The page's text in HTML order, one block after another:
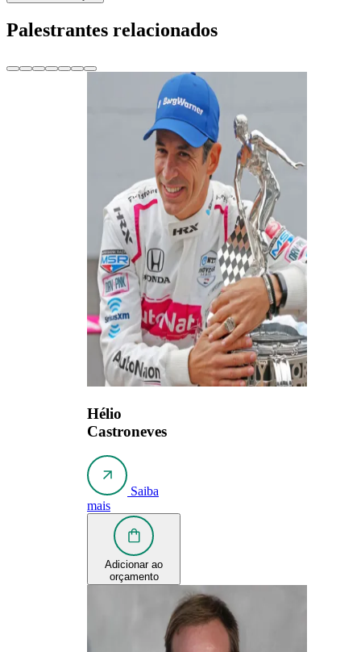
Palestrantes relacionados
Hélio
Castroneves
Saiba
mais
Adicionar ao
orçamento